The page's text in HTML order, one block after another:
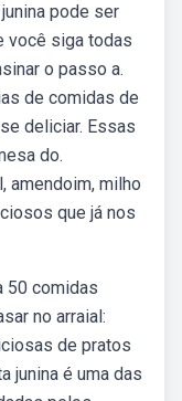
pode ser
você siga todas
o passo a.
de comidas de
deliciar. Essas
do.
amendoim, milho
que já nos
50 comidas
no arraial:
de pratos
junina é uma das